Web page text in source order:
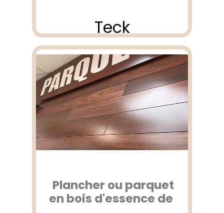
Teck
Plancher ou parquet
en bois d'essence de